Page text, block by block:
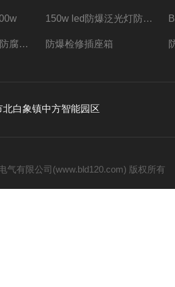
150w led防爆泛光灯防水防尘防爆三防灯
BXM8030-4K防爆防腐照明配电箱四路带总开关 防爆检修插座箱
白象镇中方智能园区
气有限公司(www.bld120.com) 版权所有